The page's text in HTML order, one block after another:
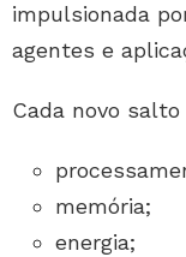
impulsionada
agentes e
Cada novo
memória;
energia;